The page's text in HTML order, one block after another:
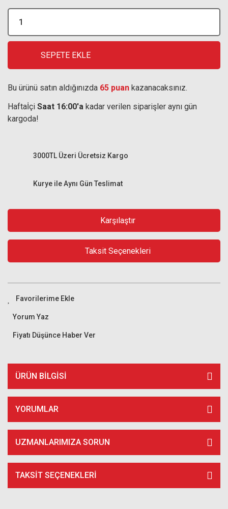
SEPETE EKLE
Bu ürünü satın aldığınızda 65 puan kazanacaksınız.
Haftaİçi Saat 16:00'a kadar verilen siparişler aynı gün
kargoda!
Kurye ile Aynı Gün Teslimat
3000TL Üzeri Ücretsiz Kargo
Karşılaştır
Taksit Seçenekleri
Yorum Yaz
Fiyatı Düşünce Haber Ver
ÜRÜN BILGISI
YORUMLAR
UZMANLARIMIZA SORUN
TAKSIT SEÇENEKLERI